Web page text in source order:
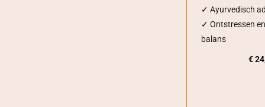
✓ Ayurvedisch
✓ Ontstressen
balans
€